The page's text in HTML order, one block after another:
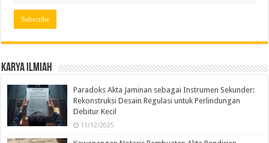
Karya Ilmiah
Paradoks Akta Jaminan sebagai Instrumen Sekunder:
Rekonstruksi Desain Regulasi untuk Perlindungan
Debitur Kecil
11/12/2025